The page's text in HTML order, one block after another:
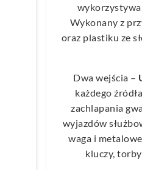
Wykonany z
oraz plastiku ze
Dwa wejścia –
każdego
zachlapania
wyjazdów
waga i
kluczy,